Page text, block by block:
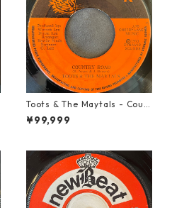
Toots & The Maytals - Coun
try Road【7-21951】
¥99,999